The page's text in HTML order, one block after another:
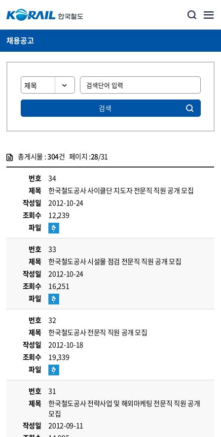
채용공고
검색
총게시물 :304건 페이지 :28/31
번호
34
제목
한국철도공사 사이클단 지도자 전문직 직원 공개 모집
작성일
2012-10-24
조회수
12,239
파일
번호
33
제목
한국철도공사 시설물 점검 전문직 직원 공개 모집
작성일
2012-10-24
조회수
16,251
파일
번호
32
제목
한국철도공사 전문직 직원 공개 모집
작성일
2012-10-18
조회수
19,339
파일
번호
31
제목
한국철도공사 전략사업 및 해외마케팅 전문직 직원 공개
모집
작성일
2012-09-11